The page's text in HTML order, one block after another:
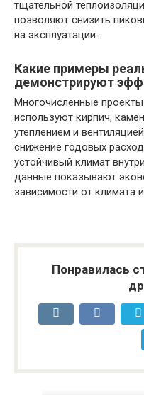
тщательной
позволяют снизить
на эксплуатации.
Какие примеры
демонстрируют
Многочисленные
используют кирпич,
утеплением и
снижение годовых
устойчивый климат
данные показывают
зависимости от климата
Понравилась